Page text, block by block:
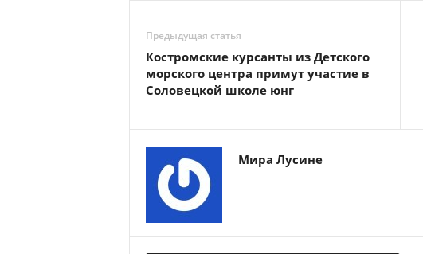
Предыдущая статья
Костромские курсанты из Детского
морского центра примут участие в
Соловецкой школе юнг
Мира Лусине